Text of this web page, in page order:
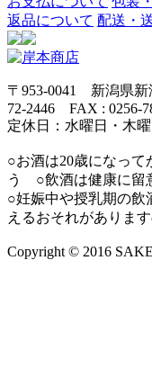
返品について 配送・
〒953-0041 新潟県新
72-2446 FAX : 0256-
定休日：水曜日・木
○お酒は20歳になっ
う ○飲酒は健康に留
○妊娠中や授乳期の飲
えるおそれがありま
Copyright © 2016